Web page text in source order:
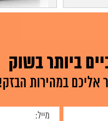
למידע
ביותר בשוק
אליכם במהירות הבזק!